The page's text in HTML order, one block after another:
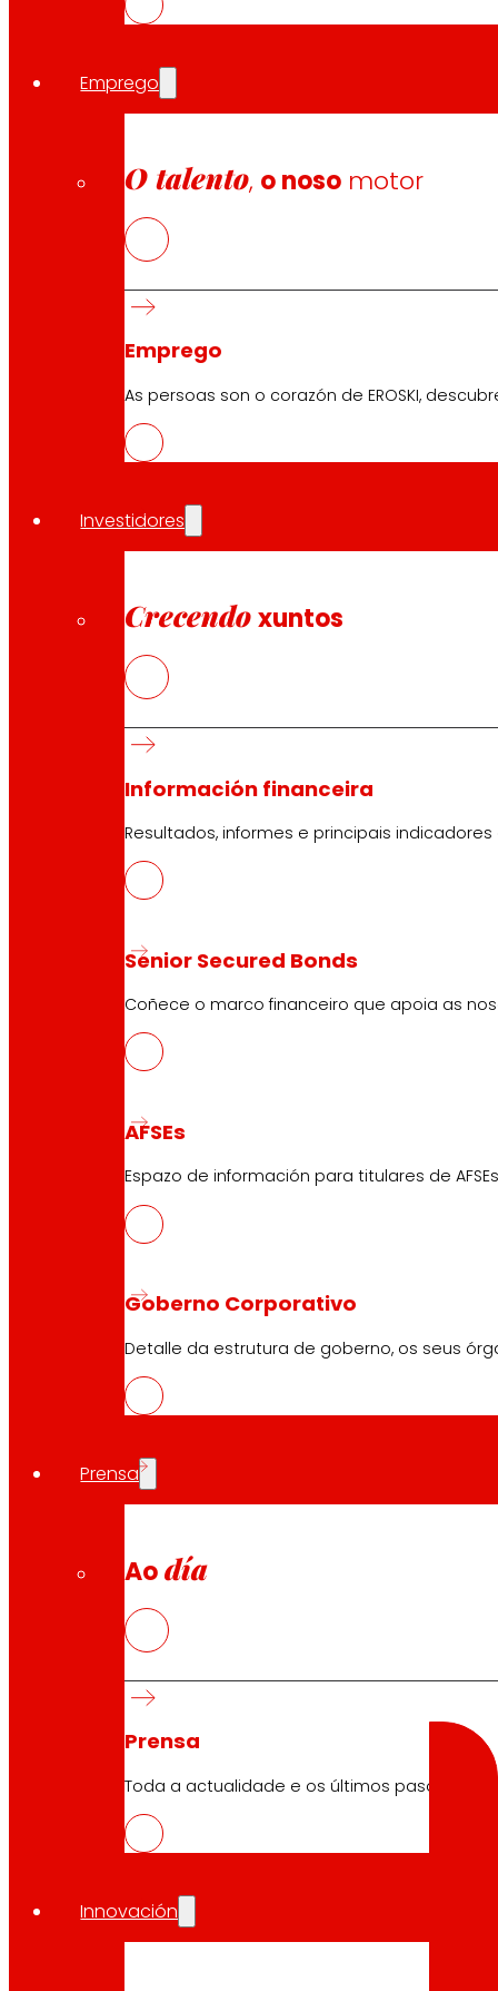
Emprego
O talento, o noso motor
Emprego
As persoas son o corazón de EROSKI,
Investidores
Crecendo xuntos
Información financeira
Resultados, informes e principais
Senior Secured Bonds
Coñece o marco financeiro que apoia as
AFSEs
Espazo de información para titulares de
Goberno Corporativo
Detalle da estrutura de goberno, os seus
Prensa
Ao día
Prensa
Toda a actualidade e os últimos pasos de
Innovación
Buscador de tendas
Apertura en festivos
Supermercado en liña
Descanso
Electrodomésticos
Financiamento
Encargos
Eventos
Atención ao Cliente
Formulario de contacto
Tendas en liña
Retiradas de produto
Formas de pagamento
Seguridade e confianza
Premios e recoñecementos
Condicións xerais da Tarxeta Ouro
Termos e condicións
Política de cookies
Buscador